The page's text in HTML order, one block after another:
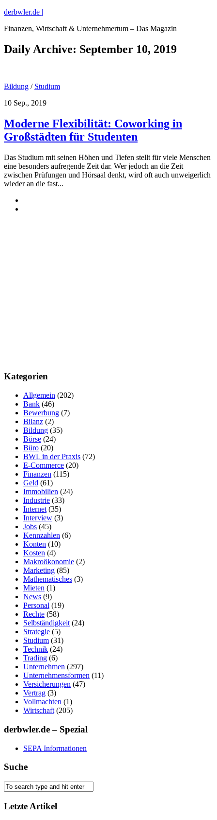
derbwler.de |
Finanzen, Wirtschaft & Unternehmertum – Das Magazin
Daily Archive: September 10, 2019
Bildung / Studium
10 Sep., 2019
Moderne Flexibilität: Coworking in
Großstädten für Studenten
Das Studium mit seinen Höhen und Tiefen stellt für viele Menschen
eine besonders aufregende Zeit dar. Wer jedoch an die Zeit
zwischen Prüfungen und Hörsaal denkt, wird oft auch unweigerlich
wieder an die fast...
Kategorien
Allgemein (202)
Bank (46)
Bewerbung (7)
Bilanz (2)
Bildung (35)
Börse (24)
Büro (20)
BWL in der Praxis (72)
E-Commerce (20)
Finanzen (115)
Geld (61)
Immobilien (24)
Industrie (33)
Internet (35)
Interview (3)
Jobs (45)
Kennzahlen (6)
Konten (10)
Kosten (4)
Makroökonomie (2)
Marketing (85)
Mathematisches (3)
Mieten (1)
News (9)
Personal (19)
Rechte (58)
Selbständigkeit (24)
Strategie (5)
Studium (31)
Technik (24)
Trading (6)
Unternehmen (297)
Unternehmensformen (11)
Versicherungen (47)
Vertrag (3)
Vollmachten (1)
Wirtschaft (205)
derbwler.de – Spezial
SEPA Informationen
Suche
Letzte Artikel